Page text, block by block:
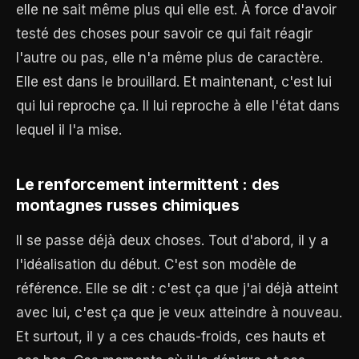
elle ne sait même plus qui elle est. À force d'avoir
testé des choses pour savoir ce qui fait réagir
l'autre ou pas, elle n'a même plus de caractère.
Elle est dans le brouillard. Et maintenant, c'est lui
qui lui reproche ça. Il lui reproche à elle l'état dans
lequel il l'a mise.
Le renforcement intermittent : des
montagnes russes chimiques
Il se passe déjà deux choses. Tout d'abord, il y a
l'idéalisation du début. C'est son modèle de
référence. Elle se dit : c'est ça que j'ai déjà atteint
avec lui, c'est ça que je veux atteindre à nouveau.
Et surtout, il y a ces chauds-froids, ces hauts et